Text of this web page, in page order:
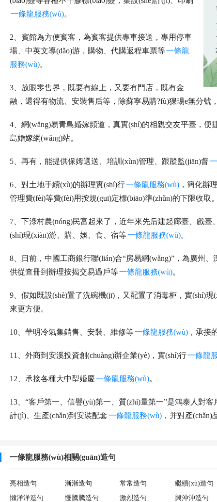
一條龍服務(wù)。
2、賓館為方便賓客，為賓客提供專車接送，專用停車
場、中英文導(dǎo)游，購物、代購返程車票等一條龍
服務(wù)。
3、放眼零售界，既要有線上，又要有門店，既有金
融，還得有物流、安裝售后等，除蘇寧易購?fù)猓瑒e無分號
4、網(wǎng)易青島婚嫁頻道，真實(shí)的相親交友平臺，便
島婚嫁網(wǎng)站。
5、再有，能提供保姆選送、培訓(xùn)管理、跟蹤監(jiān)督
6、對土地手續(xù)的辦理實(shí)行一條龍服務(wù) ，簡化辦
管理費(fèi)等費(fèi)用按規(guī)定標(biāo)準(zhǔn)的下限收取
7、下淥村農(nóng)民富起來了，近年來先后建起廊臺、戲
(shí)現(xiàn)游、購、娛、食、宿等一條龍服務(wù)。
8、日前，中國工商銀行聯(lián)合“房易網(wǎng)”，為廣州
供從查冊到辦理按揭交易過戶等一條龍服務(wù)。
9、假如既設(shè)置了洗碗機(jī)，又配置了消毒柜，實(shí)現
來更方便。
10、華明冷氣集銷售、安裝、維修等一條龍服務(wù) ，承接
11、外商到安溪投資創(chuàng)辦企業(yè)，實(shí)行一條龍
12、承接各種大中型婚慶一條龍服務(wù)。
13、“客戶第一、信譽(yù)第一、質(zhì)量第一”是鴻泰人對
計(jì)、生產(chǎn)到安裝配套一條龍服務(wù) ，并對產
一條龍服務(wù)相關(guān)造句
亮相造句 漸漸造句 常常造句
繼續(xù)造句
懶洋洋造句
慢騰騰造句 激烈造句
興沖沖造句